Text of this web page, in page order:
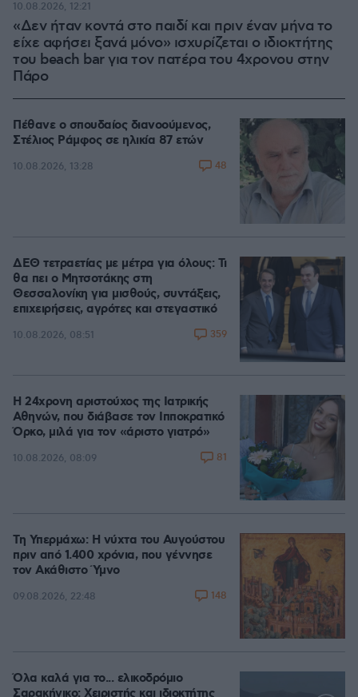
«Δεν ήταν κοντά στο παιδί και πριν έναν μήνα το
είχε αφήσει ξανά μόνο» ισχυρίζεται ο ιδιοκτήτης
του beach bar για τον πατέρα του 4χρονου στην
Πάρο
10.08.2026, 12:21
Πέθανε ο σπουδαίος διανοούμενος,
Στέλιος Ράμφος σε ηλικία 87 ετών
10.08.2026, 13:28 48
ΔΕΘ τετραετίας με μέτρα για όλους: Τι
θα πει ο Μητσοτάκης στη
Θεσσαλονίκη για μισθούς, συντάξεις,
επιχειρήσεις, αγρότες και στεγαστικό
10.08.2026, 08:51 359
Η 24χρονη αριστούχος της Ιατρικής
Αθηνών, που διάβασε τον Ιπποκρατικό
Όρκο, μιλά για τον «άριστο γιατρό»
10.08.2026, 08:09 81
Τη Υπερμάχω: Η νύχτα του Αυγούστου
πριν από 1.400 χρόνια, που γέννησε
τον Ακάθιστο Ύμνο
09.08.2026, 22:48 148
Όλα καλά για το... ελικοδρόμιο